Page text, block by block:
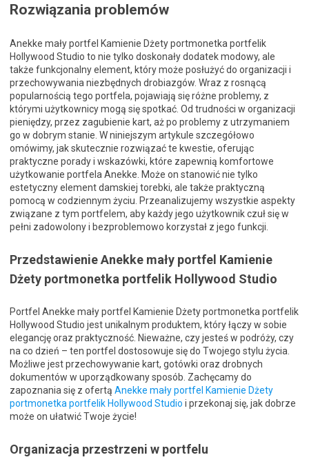
Rozwiązania problemów
Anekke mały portfel Kamienie Dżety portmonetka portfelik
Hollywood Studio to nie tylko doskonały dodatek modowy, ale
także funkcjonalny element, który może posłużyć do organizacji i
przechowywania niezbędnych drobiazgów. Wraz z rosnącą
popularnością tego portfela, pojawiają się różne problemy, z
którymi użytkownicy mogą się spotkać. Od trudności w organizacji
pieniędzy, przez zagubienie kart, aż po problemy z utrzymaniem
go w dobrym stanie. W niniejszym artykule szczegółowo
omówimy, jak skutecznie rozwiązać te kwestie, oferując
praktyczne porady i wskazówki, które zapewnią komfortowe
użytkowanie portfela Anekke. Może on stanowić nie tylko
estetyczny element damskiej torebki, ale także praktyczną
pomocą w codziennym życiu. Przeanalizujemy wszystkie aspekty
związane z tym portfelem, aby każdy jego użytkownik czuł się w
pełni zadowolony i bezproblemowo korzystał z jego funkcji.
Przedstawienie Anekke mały portfel Kamienie
Dżety portmonetka portfelik Hollywood Studio
Portfel Anekke mały portfel Kamienie Dżety portmonetka portfelik
Hollywood Studio jest unikalnym produktem, który łączy w sobie
elegancję oraz praktyczność. Nieważne, czy jesteś w podróży, czy
na co dzień – ten portfel dostosowuje się do Twojego stylu życia.
Możliwe jest przechowywanie kart, gotówki oraz drobnych
dokumentów w uporządkowany sposób. Zachęcamy do
zapoznania się z ofertą Anekke mały portfel Kamienie Dżety
portmonetka portfelik Hollywood Studio i przekonaj się, jak dobrze
może on ułatwić Twoje życie!
Organizacja przestrzeni w portfelu